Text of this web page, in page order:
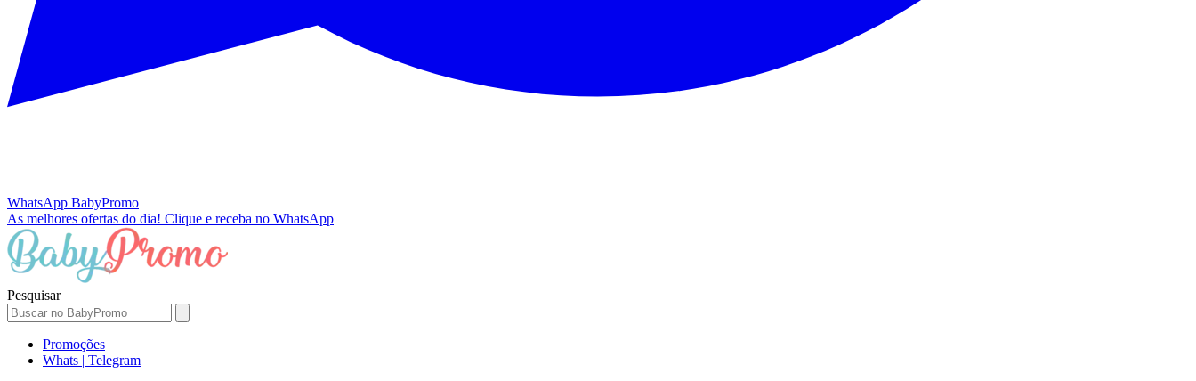
WhatsApp BabyPromo
As melhores ofertas do dia! Clique e receba no WhatsApp
Pesquisar
Promoções
Whats | Telegram